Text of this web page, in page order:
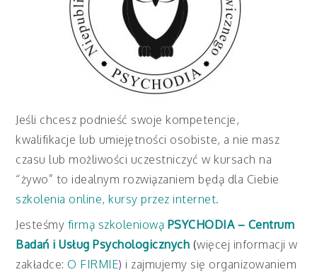
Jeśli chcesz podnieść swoje kompetencje,
kwalifikacje lub umiejętności osobiste, a nie masz
czasu lub możliwości uczestniczyć w kursach na
“żywo” to idealnym rozwiązaniem będą dla Ciebie
szkolenia online, kursy przez internet.
Jesteśmy firmą szkoleniową PSYCHODIA – Centrum
Badań i Usług Psychologicznych (więcej informacji w
zakładce: O FIRMIE) i zajmujemy się organizowaniem